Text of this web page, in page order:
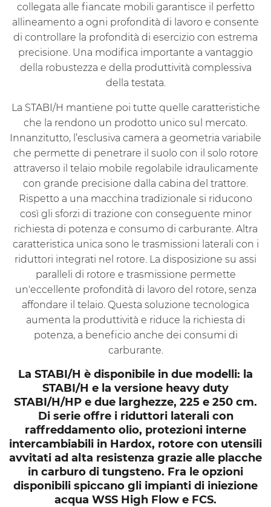
collegata alle fiancate mobili garantisce il perfetto
allineamento a ogni profondità di lavoro e consente
di controllare la profondità di esercizio con estrema
precisione. Una modifica importante a vantaggio
della robustezza e della produttività complessiva
della testata.
La STABI/H mantiene poi tutte quelle caratteristiche
che la rendono un prodotto unico sul mercato.
Innanzitutto, l’esclusiva camera a geometria variabile
che permette di penetrare il suolo con il solo rotore
attraverso il telaio mobile regolabile idraulicamente
con grande precisione dalla cabina del trattore.
Rispetto a una macchina tradizionale si riducono
così gli sforzi di trazione con conseguente minor
richiesta di potenza e consumo di carburante. Altra
caratteristica unica sono le trasmissioni laterali con i
riduttori integrati nel rotore. La disposizione su assi
paralleli di rotore e trasmissione permette
un'eccellente profondità di lavoro del rotore, senza
affondare il telaio. Questa soluzione tecnologica
aumenta la produttività e riduce la richiesta di
potenza, a beneficio anche dei consumi di
carburante.
La STABI/H è disponibile in due modelli: la
STABI/H e la versione heavy duty
STABI/H/HP e due larghezze, 225 e 250 cm.
Di serie offre i riduttori laterali con
raffreddamento olio, protezioni interne
intercambiabili in Hardox, rotore con utensili
avvitati ad alta resistenza grazie alle placche
in carburo di tungsteno. Fra le opzioni
disponibili spiccano gli impianti di iniezione
acqua WSS High Flow e FCS.